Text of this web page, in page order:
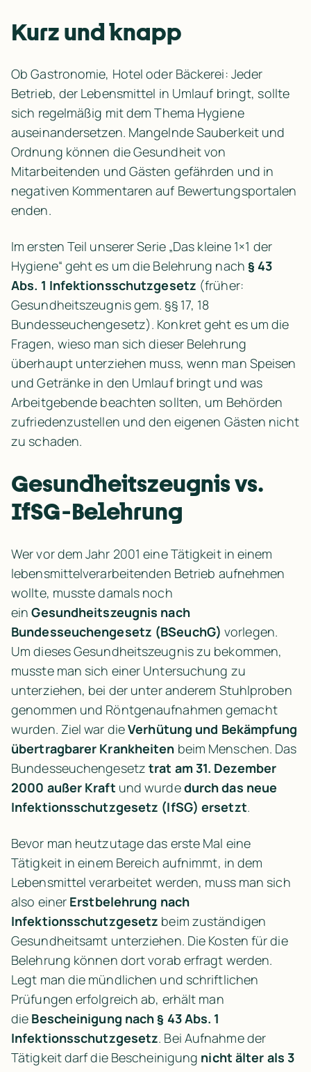
Kurz und knapp
Ob Gastronomie, Hotel oder Bäckerei: Jeder
Betrieb, der Lebensmittel in Umlauf bringt, sollte
sich regelmäßig mit dem Thema Hygiene
auseinandersetzen. Mangelnde Sauberkeit und
Ordnung können die Gesundheit von
Mitarbeitenden und Gästen gefährden und in
negativen Kommentaren auf Bewertungsportalen
enden.
Im ersten Teil unserer Serie „Das kleine 1×1 der
Hygiene“ geht es um die Belehrung nach § 43
Abs. 1 Infektionsschutzgesetz (früher:
Gesundheitszeugnis gem. §§ 17, 18
Bundesseuchengesetz). Konkret geht es um die
Fragen, wieso man sich dieser Belehrung
überhaupt unterziehen muss, wenn man Speisen
und Getränke in den Umlauf bringt und was
Arbeitgebende beachten sollten, um Behörden
zufriedenzustellen und den eigenen Gästen nicht
zu schaden.
Gesundheitszeugnis vs.
IfSG-Belehrung
Wer vor dem Jahr 2001 eine Tätigkeit in einem
lebensmittelverarbeitenden Betrieb aufnehmen
wollte, musste damals noch
ein Gesundheitszeugnis nach
Bundesseuchengesetz (BSeuchG) vorlegen.
Um dieses Gesundheitszeugnis zu bekommen,
musste man sich einer Untersuchung zu
unterziehen, bei der unter anderem Stuhlproben
genommen und Röntgenaufnahmen gemacht
wurden. Ziel war die Verhütung und Bekämpfung
übertragbarer Krankheiten beim Menschen. Das
Bundesseuchengesetz trat am 31. Dezember
2000 außer Kraft und wurde durch das neue
Infektionsschutzgesetz (IfSG) ersetzt.
Bevor man heutzutage das erste Mal eine
Tätigkeit in einem Bereich aufnimmt, in dem
Lebensmittel verarbeitet werden, muss man sich
also einer Erstbelehrung nach
Infektionsschutzgesetz beim zuständigen
Gesundheitsamt unterziehen. Die Kosten für die
Belehrung können dort vorab erfragt werden.
Legt man die mündlichen und schriftlichen
Prüfungen erfolgreich ab, erhält man
die Bescheinigung nach § 43 Abs. 1
Infektionsschutzgesetz. Bei Aufnahme der
Tätigkeit darf die Bescheinigung nicht älter als 3